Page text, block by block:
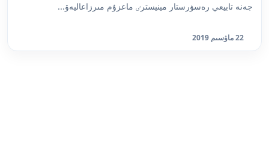
جەنە تابيعي رەسۋرستار مينيسترٸ ماعزۇم مىرزاعاليەۆ...
22 ماۋسىم 2019